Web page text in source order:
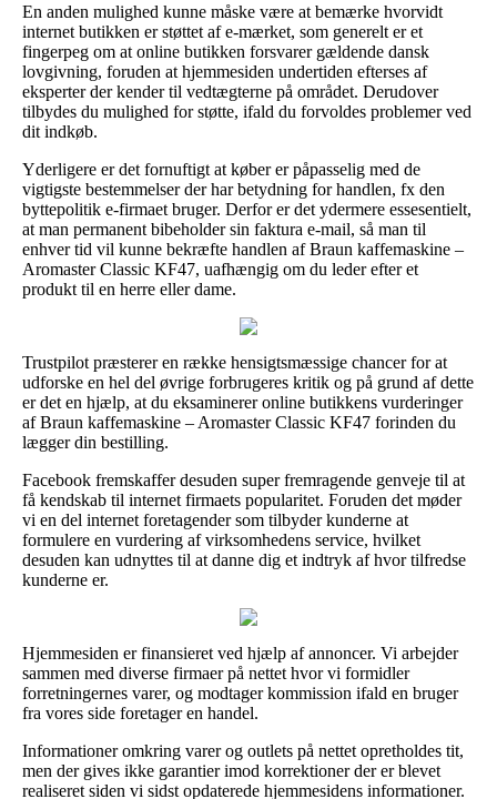
En anden mulighed kunne måske være at bemærke hvorvidt
internet butikken er støttet af e-mærket, som generelt er et
fingerpeg om at online butikken forsvarer gældende dansk
lovgivning, foruden at hjemmesiden undertiden efterses af
eksperter der kender til vedtægterne på området. Derudover
tilbydes du mulighed for støtte, ifald du forvoldes problemer ved
dit indkøb.
Yderligere er det fornuftigt at køber er påpasselig med de
vigtigste bestemmelser der har betydning for handlen, fx den
byttepolitik e-firmaet bruger. Derfor er det ydermere essesentielt,
at man permanent bibeholder sin faktura e-mail, så man til
enhver tid vil kunne bekræfte handlen af Braun kaffemaskine –
Aromaster Classic KF47, uafhængig om du leder efter et
produkt til en herre eller dame.
Trustpilot præsterer en række hensigtsmæssige chancer for at
udforske en hel del øvrige forbrugeres kritik og på grund af dette
er det en hjælp, at du eksaminerer online butikkens vurderinger
af Braun kaffemaskine – Aromaster Classic KF47 forinden du
lægger din bestilling.
Facebook fremskaffer desuden super fremragende genveje til at
få kendskab til internet firmaets popularitet. Foruden det møder
vi en del internet foretagender som tilbyder kunderne at
formulere en vurdering af virksomhedens service, hvilket
desuden kan udnyttes til at danne dig et indtryk af hvor tilfredse
kunderne er.
Hjemmesiden er finansieret ved hjælp af annoncer. Vi arbejder
sammen med diverse firmaer på nettet hvor vi formidler
forretningernes varer, og modtager kommission ifald en bruger
fra vores side foretager en handel.
Informationer omkring varer og outlets på nettet opretholdes tit,
men der gives ikke garantier imod korrektioner der er blevet
realiseret siden vi sidst opdaterede hjemmesidens informationer.